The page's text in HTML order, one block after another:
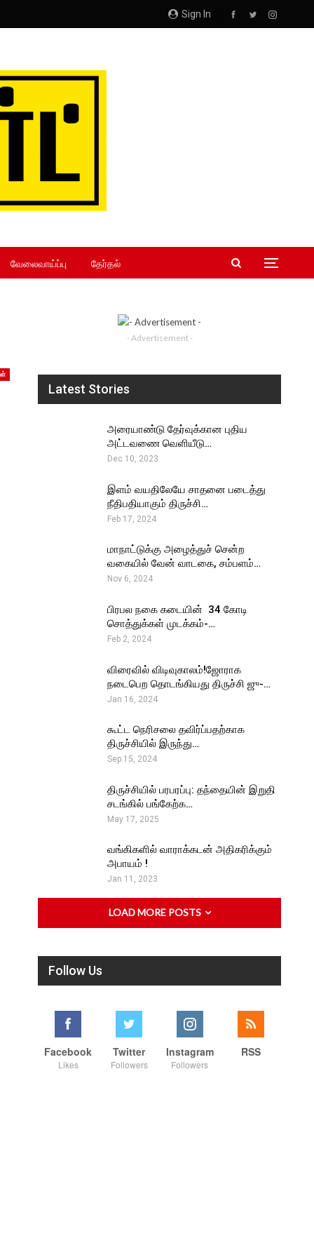
Sign In
வேலைவாய்ப்பு தேர்தல்
- Advertisement -
Latest Stories
அரையாண்டு தேர்வுக்கான புதிய
அட்டவணை வெளியீடு…
Dec 10, 2023
இளம் வயதிலேயே சாதனை படைத்து
நீதிபதியாகும் திருச்சி…
Feb 17, 2024
மாநாட்டுக்கு அழைத்துச் சென்ற
வகையில் வேன் வாடகை, சம்பளம்…
Nov 6, 2024
பிரபல நகை கடையின் ₹ 34 கோடி
சொத்துக்கள் முடக்கம்-…
Feb 2, 2024
விரைவில் விடிவுகாலம்!ஜோராக
நடைபெற தொடங்கியது திருச்சி ஜு-…
Jan 16, 2024
கூட்ட நெரிசலை தவிர்ப்பதற்காக
திருச்சியில் இருந்து…
Sep 15, 2024
திருச்சியில் பரபரப்பு: தந்தையின் இறுதி
சடங்கில் பங்கேற்க…
May 17, 2025
வங்கிகளில் வாராக்கடன் அதிகரிக்கும்
அபாயம் !
Jan 11, 2023
LOAD MORE POSTS
Follow Us
Facebook
Likes
Twitter
Followers
Instagram
Followers
RSS